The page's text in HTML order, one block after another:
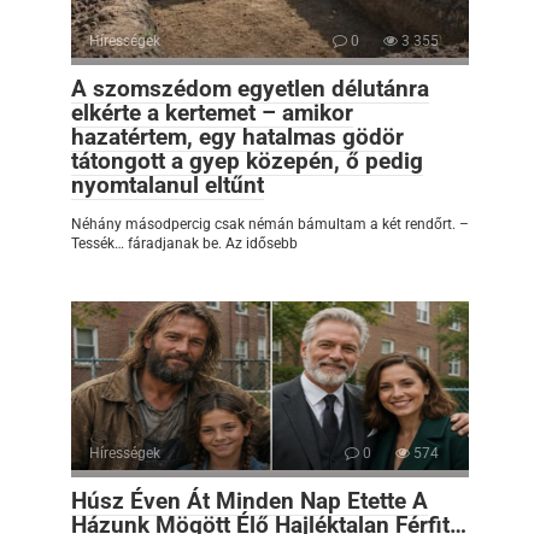
Hírességek 0 3 355
A szomszédom egyetlen délutánra
elkérte a kertemet – amikor
hazatértem, egy hatalmas gödör
tátongott a gyep közepén, ő pedig
nyomtalanul eltűnt
Néhány másodpercig csak némán bámultam a két rendőrt. –
Tessék… fáradjanak be. Az idősebb
Hírességek 0 574
Húsz Éven Át Minden Nap Etette A
Házunk Mögött Élő Hajléktalan Férfit…